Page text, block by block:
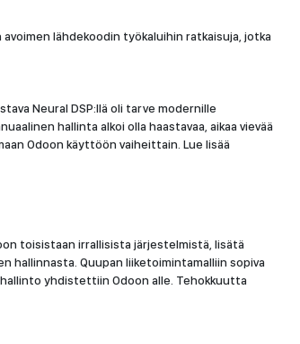
lähdekoodin työkaluihin ratkaisuja, jotka
Neural DSP:llä oli tarve modernille
hallinta alkoi olla haastavaa, aikaa vievää
Odoon käyttöön vaiheittain. Lue lisää
toisistaan irrallisista järjestelmistä, lisätä
hallinnasta. Quupan liiketoimintamalliin sopiva
yhdistettiin Odoon alle. Tehokkuutta